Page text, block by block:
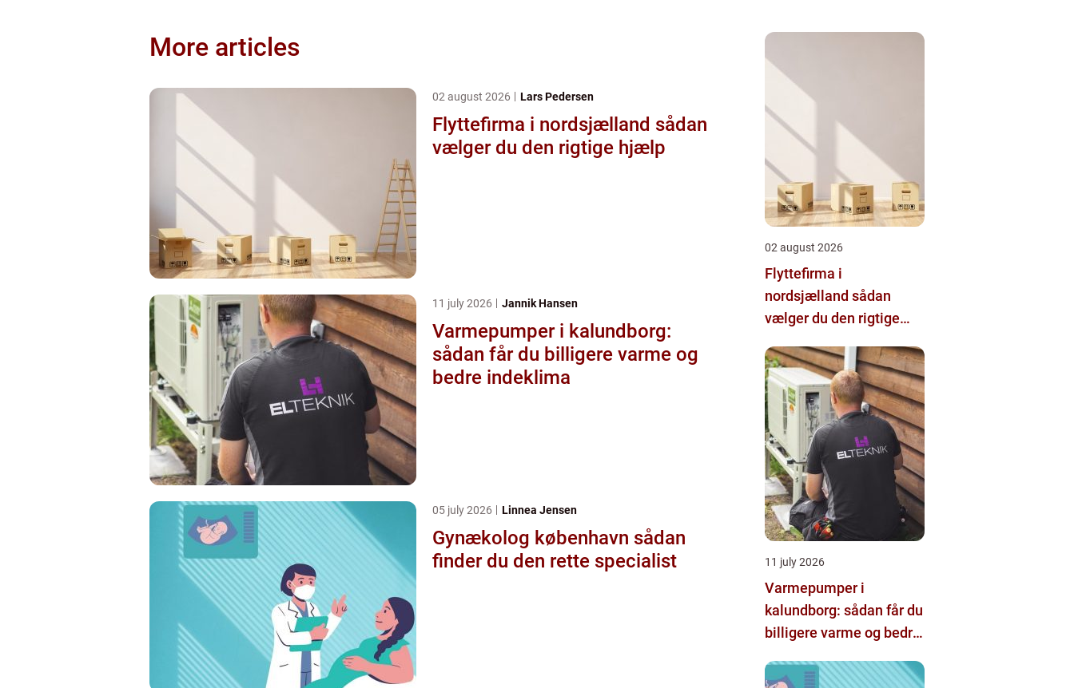
More articles
02 august 2026 Lars Pedersen
Flyttefirma i nordsjælland sådan
vælger du den rigtige hjælp
11 july 2026 Jannik Hansen
Varmepumper i kalundborg:
sådan får du billigere varme og
bedre indeklima
05 july 2026 Linnea Jensen
Gynækolog københavn sådan
finder du den rette specialist
02 august 2026
Flyttefirma i
nordsjælland sådan
vælger du den rigtige
11 july 2026
Varmepumper i
kalundborg: sådan får du
billigere varme og bedre